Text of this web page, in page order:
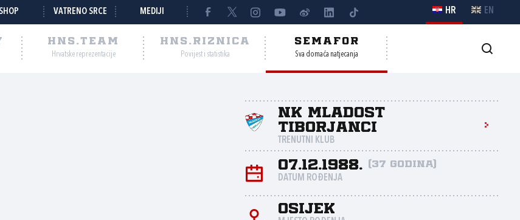
VATRENO SRCE MEDIJI HR EN
HNS.TEAM
Hrvatske reprezentacije
HNS.RIZNICA
Povijest i statistika
SEMAFOR
Sva domaća natjecanja
NK Mladost
Tiborjanci
TRENUTNI KLUB
07.12.1988. (37 godina)
DATUM ROĐENJA
Osijek